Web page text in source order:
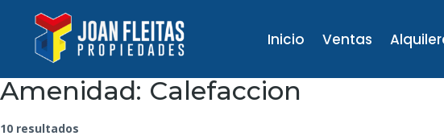
Inicio Ventas
Amenidad: Calefaccion
10 resultados